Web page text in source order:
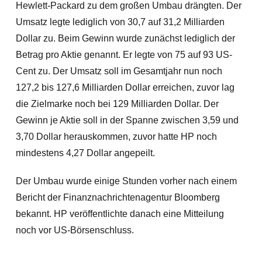
Hewlett-Packard zu dem großen Umbau drängten. Der
Umsatz legte lediglich von 30,7 auf 31,2 Milliarden
Dollar zu. Beim Gewinn wurde zunächst lediglich der
Betrag pro Aktie genannt. Er legte von 75 auf 93 US-
Cent zu. Der Umsatz soll im Gesamtjahr nun noch
127,2 bis 127,6 Milliarden Dollar erreichen, zuvor lag
die Zielmarke noch bei 129 Milliarden Dollar. Der
Gewinn je Aktie soll in der Spanne zwischen 3,59 und
3,70 Dollar herauskommen, zuvor hatte HP noch
mindestens 4,27 Dollar angepeilt.
Der Umbau wurde einige Stunden vorher nach einem
Bericht der Finanznachrichtenagentur Bloomberg
bekannt. HP veröffentlichte danach eine Mitteilung
noch vor US-Börsenschluss.